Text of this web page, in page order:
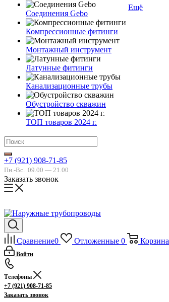
Соединения Gebo
Компрессионные фитинги
Монтажный инструмент
Латунные фитинги
Канализационные трубы
Обустройство скважин
ТОП товаров 2024 г.
Ещё
+7 (921) 908-71-85
Пн.-Вс. 09.00 — 21.00
Заказать звонок
Сравнение0 Отложенные 0 Корзина
Войти
Телефоны
+7 (921) 908-71-85
Заказать звонок